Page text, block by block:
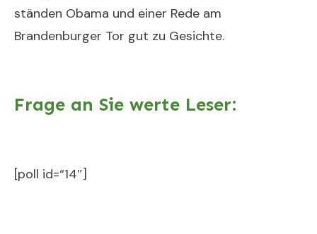
ständen Obama und einer Rede am
Brandenburger Tor gut zu Gesichte.
Frage an Sie werte Leser:
[poll id=“14″]